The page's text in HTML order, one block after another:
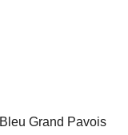
Grand Pavois